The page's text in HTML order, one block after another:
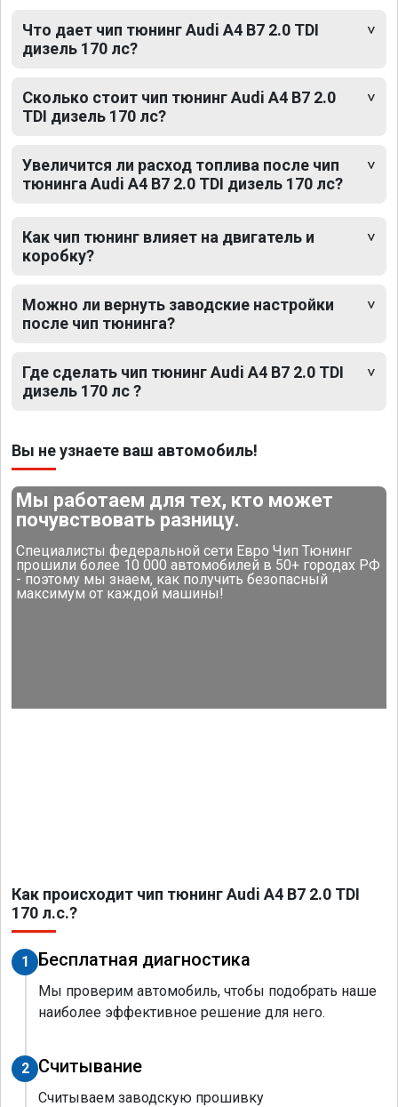
Что дает чип тюнинг Audi A4 B7 2.0 TDI
дизель 170 лс?
Сколько стоит чип тюнинг Audi A4 B7 2.0
TDI дизель 170 лс?
Увеличится ли расход топлива после чип
тюнинга Audi A4 B7 2.0 TDI дизель 170 лс?
Как чип тюнинг влияет на двигатель и
коробку?
Можно ли вернуть заводские настройки
после чип тюнинга?
Где сделать чип тюнинг Audi A4 B7 2.0 TDI
дизель 170 лс ?
Вы не узнаете ваш автомобиль!
Мы работаем для тех, кто может
почувствовать разницу.
Специалисты федеральной сети Евро Чип Тюнинг
прошили более 10 000 автомобилей в 50+ городах РФ
- поэтому мы знаем, как получить безопасный
максимум от каждой машины!
Как происходит чип тюнинг Audi A4 B7 2.0 TDI
170 л.с.?
1 Бесплатная диагностика
Мы проверим автомобиль, чтобы подобрать наше
наиболее эффективное решение для него.
2 Считывание
Считываем заводскую прошивку